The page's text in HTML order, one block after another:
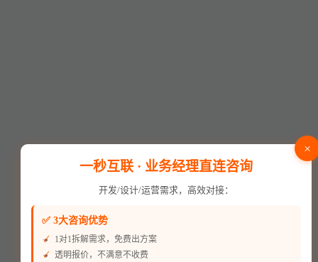
×
一秒互联 · 业务经理直连咨询
开发/设计/运营需求，高效对接：
✅ 3大咨询优势
1对1拆解需求，免费出方案
透明报价，不满意不收费